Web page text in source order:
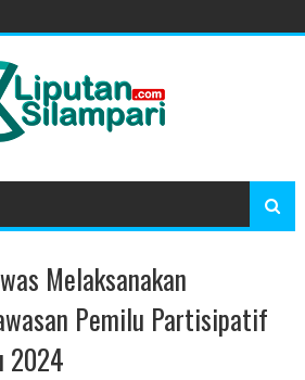
Melaksanakan
Pemilu Partisipatif
2024